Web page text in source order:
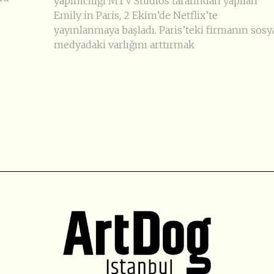
Emily in Paris, 2 Ekim’de Netflix’te
yayınlanmaya başladı. Paris’teki firmanın
medyadaki varlığını arttırmak